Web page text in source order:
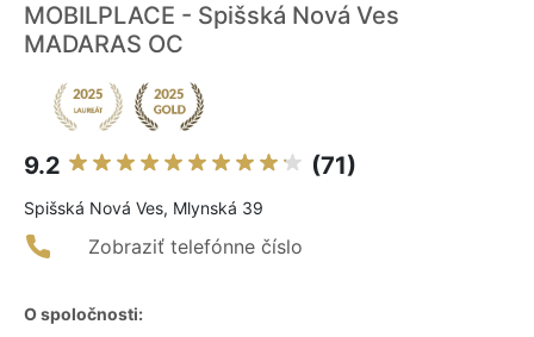
MOBILPLACE - Spišská Nová Ves
MADARAS OC
9.2 (71)
Spišská Nová Ves, Mlynská 39
Zobraziť telefónne číslo
O spoločnosti: